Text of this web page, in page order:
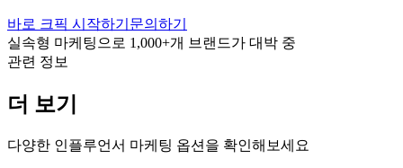
바로 크픽 시작하기 문의하기
실속형 마케팅으로 1,000+개 브랜드가 대박 중
관련 정보
더 보기
다양한 인플루언서 마케팅 옵션을 확인해보세요